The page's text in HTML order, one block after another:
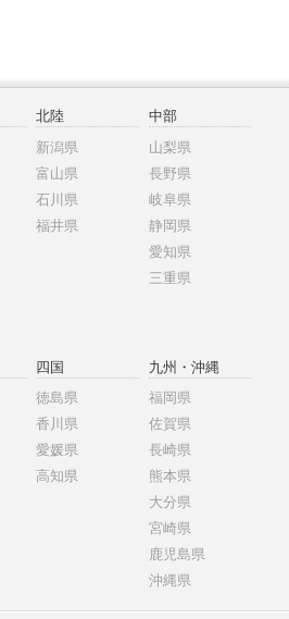
北陸
新潟県
富山県
石川県
福井県
中部
山梨県
長野県
岐阜県
静岡県
愛知県
三重県
四国
徳島県
香川県
愛媛県
高知県
九州・沖縄
福岡県
佐賀県
長崎県
熊本県
大分県
宮崎県
鹿児島県
沖縄県